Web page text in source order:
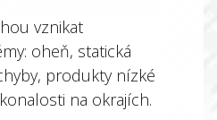
vznikat
oheň, statická
produkty nízké
na okrajích.